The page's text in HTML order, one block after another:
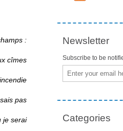
:
cîmes
pas
je serai
Newsletter
Subscribe to be
Email
Categories